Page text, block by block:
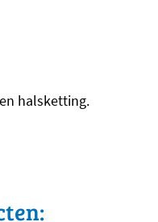
halsketting.